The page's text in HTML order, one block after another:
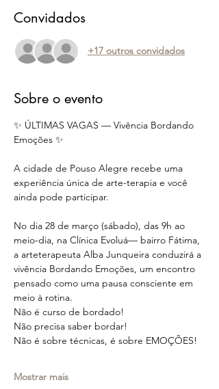
Convidados
+17 outros convidados
Sobre o evento
✨ ÚLTIMAS VAGAS — Vivência Bordando
Emoções ✨
A cidade de Pouso Alegre recebe uma
experiência única de arte-terapia e você
ainda pode participar.
No dia 28 de março (sábado), das 9h ao
meio-dia, na Clínica Evoluá— bairro Fátima,
a arteterapeuta Alba Junqueira conduzirá a
vivência Bordando Emoções, um encontro
pensado como uma pausa consciente em
meio à rotina.
Não é curso de bordado!
Não precisa saber bordar!
Não é sobre técnicas, é sobre EMOÇÕES!
Mostrar mais